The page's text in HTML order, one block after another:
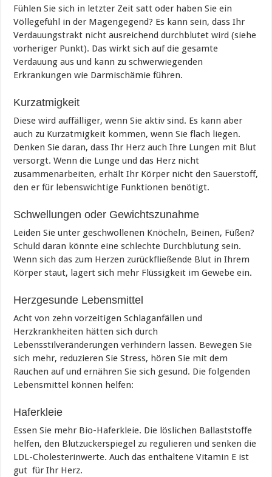
Fühlen Sie sich in letzter Zeit sattoder haben Sie ein
Völlegefühl in der Magengegend? Es kann sein, dass Ihr
Verdauungstrakt nicht ausreichend durchblutet wird (siehe
vorheriger Punkt). Das wirkt sich auf die gesamte
Verdauung aus und kann zu schwerwiegenden
Erkrankungen wie Darmischämie führen.
Kurzatmigkeit
Diese wird auffälliger, wenn Sie aktiv sind. Es kann aber
auch zu Kurzatmigkeit kommen, wenn Sie flach liegen.
Denken Sie daran, dass Ihr Herz auch Ihre Lungen mit Blut
versorgt. Wenn die Lunge und das Herz nicht
zusammenarbeiten, erhält Ihr Körper nicht den Sauerstoff,
den er für lebenswichtige Funktionen benötigt.
Schwellungen oder Gewichtszunahme
Leiden Sie unter geschwollenen Knöcheln, Beinen, Füßen?
Schuld daran könnte eine schlechte Durchblutung sein.
Wenn sich das zum Herzen zurückfließende Blut in Ihrem
Körper staut, lagert sich mehr Flüssigkeit im Gewebe ein.
Herzgesunde Lebensmittel
Acht von zehn vorzeitigen Schlaganfällen und
Herzkrankheiten hätten sich durch
Lebensstilveränderungen verhindern lassen. Bewegen Sie
sich mehr, reduzieren Sie Stress, hören Sie mit dem
Rauchen auf und ernähren Sie sich gesund. Die folgenden
Lebensmittel können helfen:
Haferkleie
Essen Sie mehr Bio-Haferkleie. Die löslichen Ballaststoffe
helfen, den Blutzuckerspiegel zu regulieren und senken die
LDL-Cholesterinwerte. Auch das enthaltene Vitamin E ist
gut für Ihr Herz.